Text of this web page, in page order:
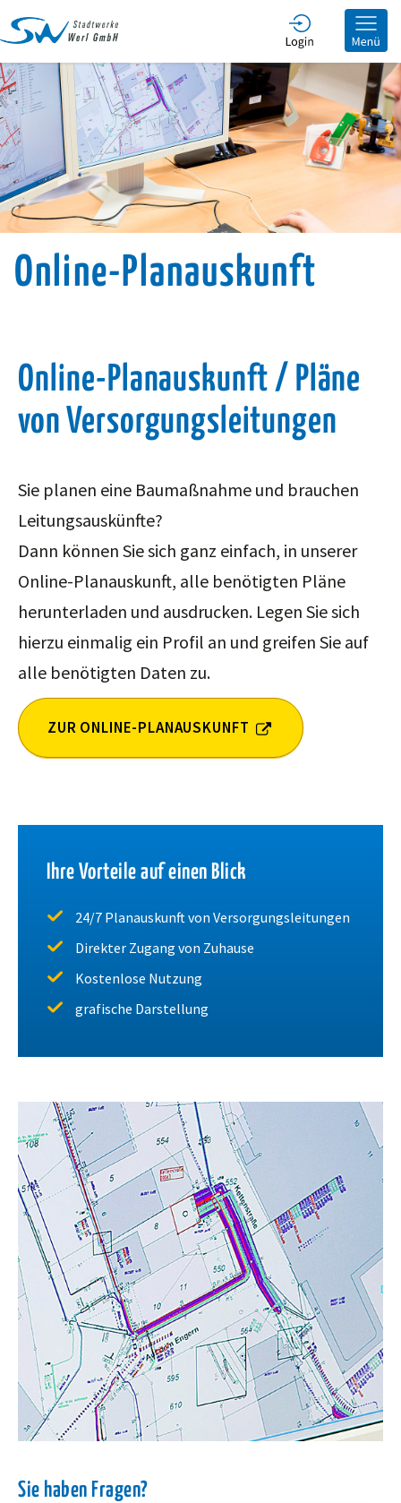
Online-Planauskunft
Online-Planauskunft / Pläne
von Versorgungsleitungen
Sie planen eine Baumaßnahme und brauchen
Leitungsauskünfte?
Dann können Sie sich ganz einfach, in unserer
Online-Planauskunft, alle benötigten Pläne
herunterladen und ausdrucken. Legen Sie sich
hierzu einmalig ein Profil an und greifen Sie auf
alle benötigten Daten zu.
ZUR ONLINE-PLANAUSKUNFT
Ihre Vorteile auf einen Blick
24/7 Planauskunft von Versorgungsleitungen
Direkter Zugang von Zuhause
Kostenlose Nutzung
grafische Darstellung
Sie haben Fragen?